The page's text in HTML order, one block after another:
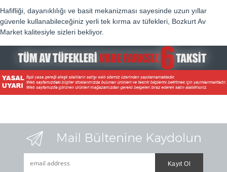
Hafifliği, dayanıklılığı ve basit mekanizması sayesinde uzun yıllar
güvenle kullanabileceğiniz yerli tek kırma av tüfekleri, Bozkurt Av
Market kalitesiyle sizleri bekliyor.